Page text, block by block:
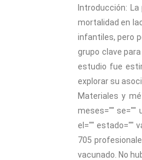
Introducción:
mortalidad en
infantiles, pero
grupo clave
estudio fue
explorar su
Materiales y
meses="" se=""
el="" estado=""
705
vacunado. No